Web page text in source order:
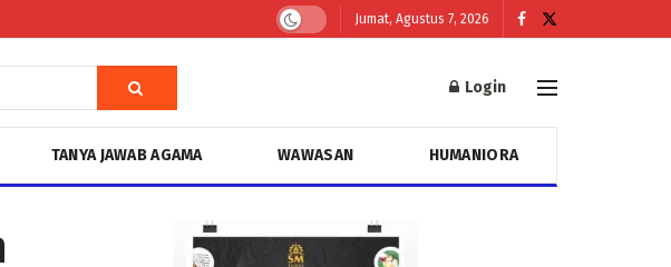
Jumat, Agustus 7, 2026
Login
TANYA JAWAB AGAMA WAWASAN HUMANIORA